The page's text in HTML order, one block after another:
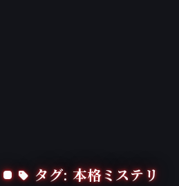
タグ: 本格ミステリ